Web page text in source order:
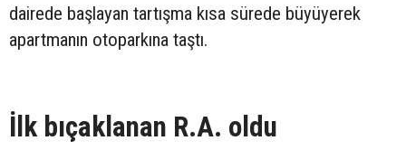
dairede başlayan tartışma kısa sürede büyüyerek
apartmanın otoparkına taştı.
İlk bıçaklanan R.A. oldu